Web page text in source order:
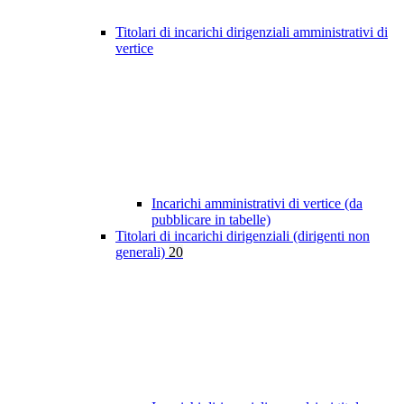
Titolari di incarichi dirigenziali amministrativi di
vertice
Incarichi amministrativi di vertice (da
pubblicare in tabelle)
Titolari di incarichi dirigenziali (dirigenti non
generali) 20